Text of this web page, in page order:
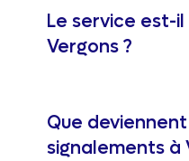
Le service est-
Vergons ?
Que
signalements à